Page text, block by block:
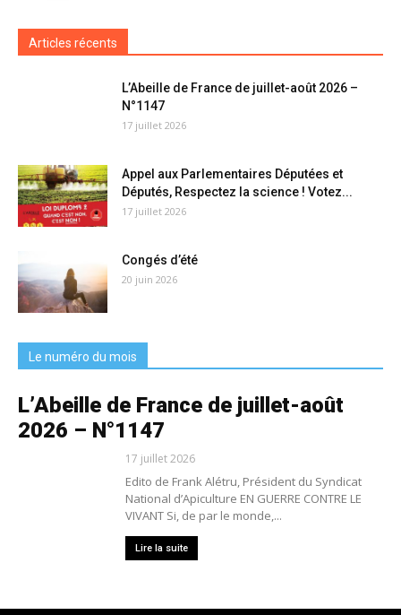
Articles récents
L’Abeille de France de juillet-août 2026 –
N°1147
17 juillet 2026
Appel aux Parlementaires Députées et
Députés, Respectez la science ! Votez...
17 juillet 2026
Congés d’été
20 juin 2026
Le numéro du mois
L’Abeille de France de juillet-août
2026 – N°1147
17 juillet 2026
Edito de Frank Alétru, Président du Syndicat
National d’Apiculture EN GUERRE CONTRE LE
VIVANT Si, de par le monde,...
Lire la suite